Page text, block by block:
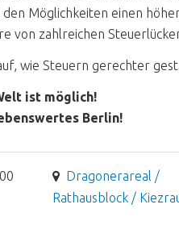
Möglichkeiten einen
von zahlreichen
wie Steuern gerechter
ist möglich!
Berlin!
Dragonerareal /
Rathausblock /